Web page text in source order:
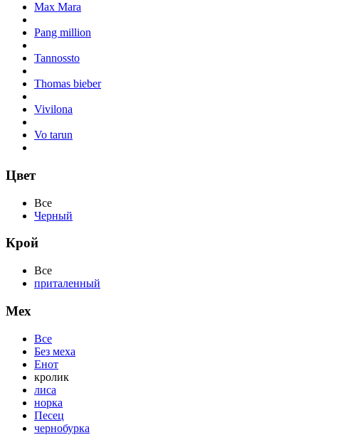
Max Mara
Pang million
Tannossto
Thomas bieber
Vivilona
Vo tarun
Цвет
Все
Черный
Крой
Все
приталенный
Мех
Все
Без меха
Енот
кролик
лиса
норка
Песец
чернобурка